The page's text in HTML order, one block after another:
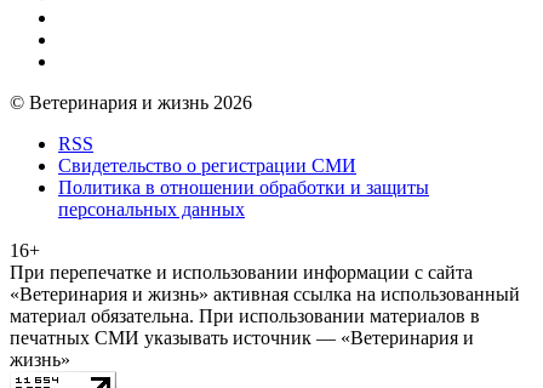
© Ветеринария и жизнь 2026
RSS
Свидетельство о регистрации СМИ
Политика в отношении обработки и защиты
персональных данных
16+
При перепечатке и использовании информации с сайта
«Ветеринария и жизнь» активная ссылка на использованный
материал обязательна. При использовании материалов в
печатных СМИ указывать источник — «Ветеринария и
жизнь»